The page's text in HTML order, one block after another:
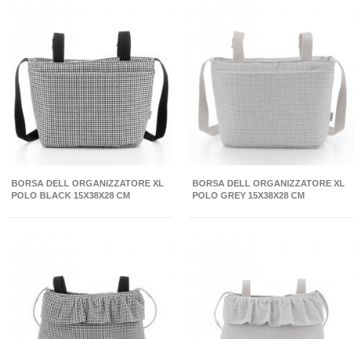
BORSA DELL ORGANIZZATORE XL
POLO BLACK 15X38X28 CM
BORSA DELL ORGANIZZATORE XL
POLO GREY 15X38X28 CM